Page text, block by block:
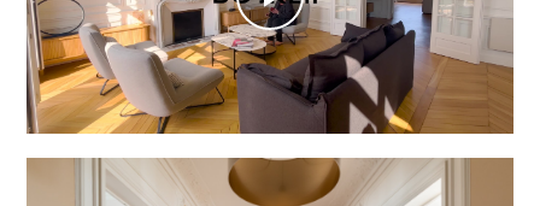
Play
Video